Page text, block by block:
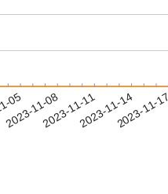
05
2023-11-082023-11-112023-11-142023-11-17